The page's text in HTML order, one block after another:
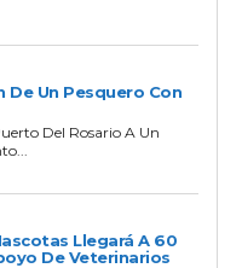
De Un Pesquero Con
Del Rosario A Un
Llegará A 60
De Veterinarios